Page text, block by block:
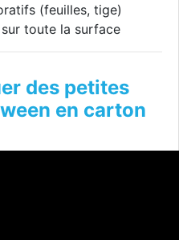
(feuilles, tige)
toute la surface
des petites
en carton